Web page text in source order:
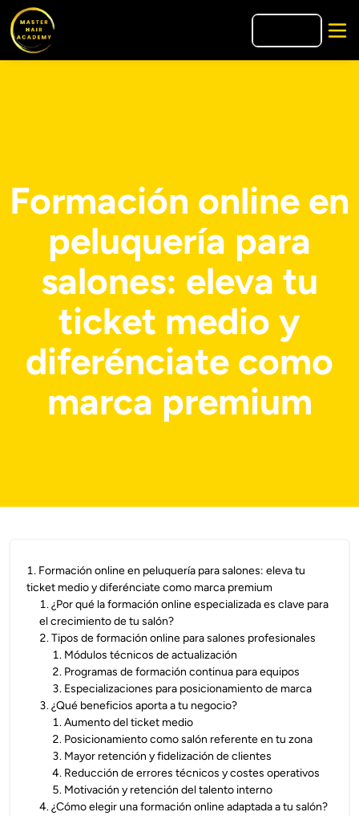
Formación online en
peluquería para
salones: eleva tu
ticket medio y
diferénciate como
marca premium
1. Formación online en peluquería para salones: eleva tu
ticket medio y diferénciate como marca premium
1.¿Por qué la formación online especializada es clave para
el crecimiento de tu salón?
2.Tipos de formación online para salones profesionales
1. Módulos técnicos de actualización
2. Programas de formación continua para equipos
3. Especializaciones para posicionamiento de marca
3.¿Qué beneficios aporta a tu negocio?
1.Aumento del ticket medio
2. Posicionamiento como salón referente en tu zona
3. Mayor retención y fidelización de clientes
4. Reducción de errores técnicos y costes operativos
5. Motivación y retención del talento interno
4.¿Cómo elegir una formación online adaptada a tu salón?